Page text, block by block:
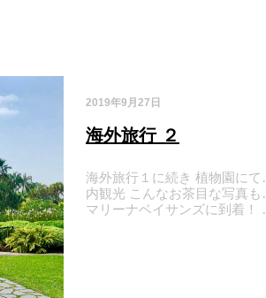
2019年9月27日
海外旅行 ２
海外旅行１に続き 植物園に
内観光 こんなお茶目な写真
マリーナベイサンズに到着！